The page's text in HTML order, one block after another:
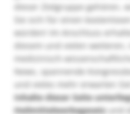
dieser Zielgruppe gehören,
Sie sich für einen
würden! Im Anschluss
diesem und vielen
medizinisch-
News, spannende
und vieles mehr erwarten
Inhalte dieser Seite
Heilmittelwerbegesetzund